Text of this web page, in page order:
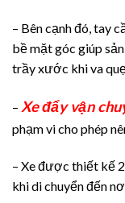
– Bên cạnh đó, tay
bề mặt góc giúp
trầy xước khi va
– Xe đẩy vận
phạm vi cho phép
– Xe được thiết kế
khi di chuyển đến